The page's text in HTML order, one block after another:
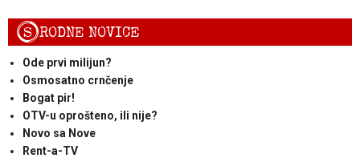
SRODNE NOVICE
Ode prvi milijun?
Osmosatno crnčenje
Bogat pir!
OTV-u oprošteno, ili nije?
Novo sa Nove
Rent-a-TV